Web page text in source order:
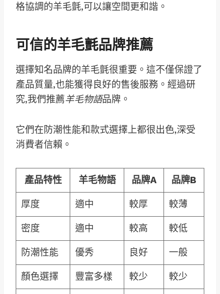
格協調的羊毛氈,可以讓空間更和諧。
可信的羊毛氈品牌推薦
選擇知名品牌的羊毛氈很重要。這不僅保證了
產品質量,也能獲得良好的售後服務。經過研
究,我們推薦羊毛物語品牌。
它們在防潮性能和款式選擇上都很出色,深受
消費者信賴。
產品特性 羊毛物語 品牌A 品牌B
厚度 適中 較厚 較薄
密度 適中 較高 較低
防潮性能 優秀 良好 一般
顏色選擇 豐富多樣 較少 較少